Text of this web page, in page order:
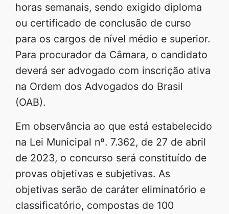
horas semanais, sendo exigido diploma
ou certificado de conclusão de curso
para os cargos de nível médio e superior.
Para procurador da Câmara, o candidato
deverá ser advogado com inscrição ativa
na Ordem dos Advogados do Brasil
(OAB).
Em observância ao que está estabelecido
na Lei Municipal nº. 7.362, de 27 de abril
de 2023, o concurso será constituído de
provas objetivas e subjetivas. As
objetivas serão de caráter eliminatório e
classificatório, compostas de 100